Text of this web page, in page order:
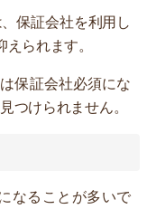
保証会社を利用し
られます。
保証会社必須にな
つけられません。
なることが多いで